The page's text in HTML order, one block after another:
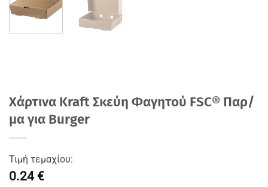
Χάρτινα Kraft Σκεύη Φαγητού FSC® Παρ/
μα για Burger
Τιμή τεμαχίου:
0.24 €